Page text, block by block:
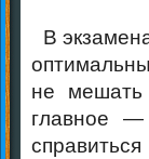
В
не
главное —